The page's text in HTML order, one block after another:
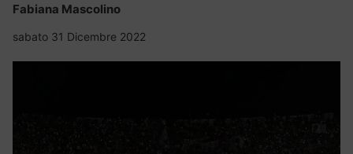
Fabiana Mascolino
sabato 31 Dicembre 2022